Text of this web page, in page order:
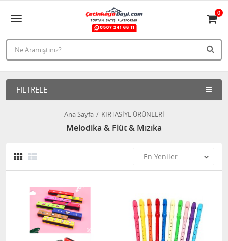
0
FILTRELE
Ana Sayfa KIRTASİYE ÜRÜNLERİ
Melodika & Flüt & Mızıka